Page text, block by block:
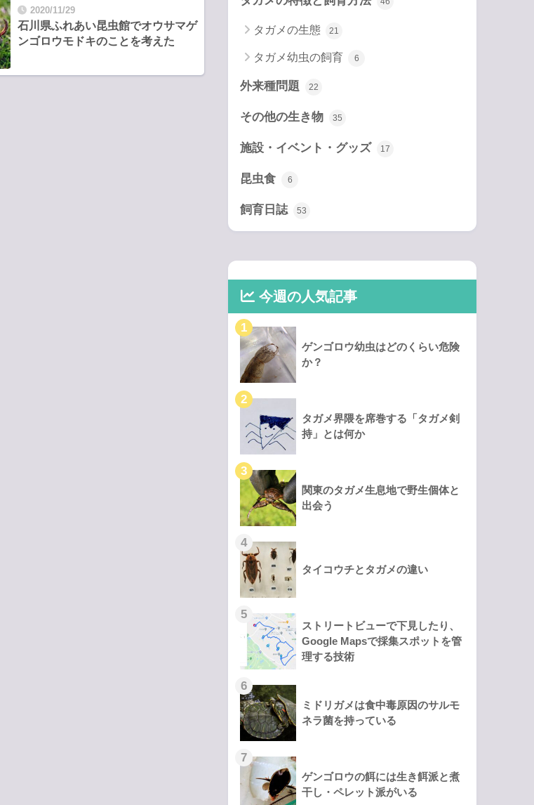
2020/11/29
石川県ふれあい昆虫館でオウサマゲ
ンゴロウモドキのことを考えた
タガメの生態 21
タガメ幼虫の飼育 6
外来種問題 22
その他の生き物 35
施設・イベント・グッズ 17
昆虫食 6
飼育日誌 53
今週の人気記事
ゲンゴロウ幼虫はどのくらい危険
か？
タガメ界隈を席巻する「タガメ剣
持」とは何か
関東のタガメ生息地で野生個体と
出会う
タイコウチとタガメの違い
ストリートビューで下見したり、
Google Mapsで採集スポットを管
理する技術
ミドリガメは食中毒原因のサルモ
ネラ菌を持っている
ゲンゴロウの餌には生き餌派と煮
干し・ペレット派がいる